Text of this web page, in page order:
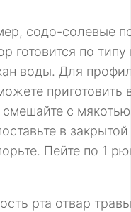
содо-солевые
готовится по
воды. Для
приготовить
смешайте с
в
Пейте по 1
рта отвар